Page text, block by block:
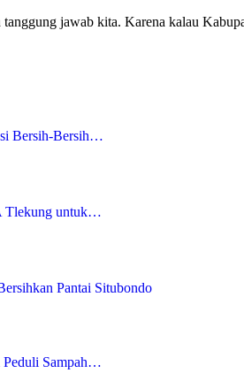
jawab kita. Karena kalau
Bersih-Bersih…
Tlekung untuk…
Pantai Situbondo
Peduli Sampah…